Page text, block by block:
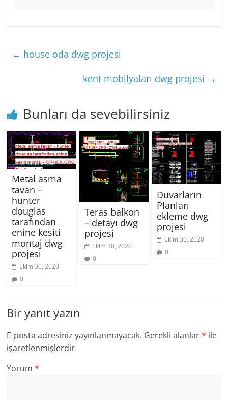
← house oda dwg projesi
kent mobilyaları dwg projesi →
Bunları da sevebilirsiniz
Metal asma
tavan –
hunter
douglas
tarafından
enine kesiti
montaj dwg
projesi
Ekim 30, 2020
0
Teras balkon
– detayı dwg
projesi
Ekim 30, 2020
0
Duvarların
Planları
ekleme dwg
projesi
Ekim 30, 2020
0
Bir yanıt yazın
E-posta adresiniz yayınlanmayacak. Gerekli alanlar* ile
işaretlenmişlerdir
Yorum*